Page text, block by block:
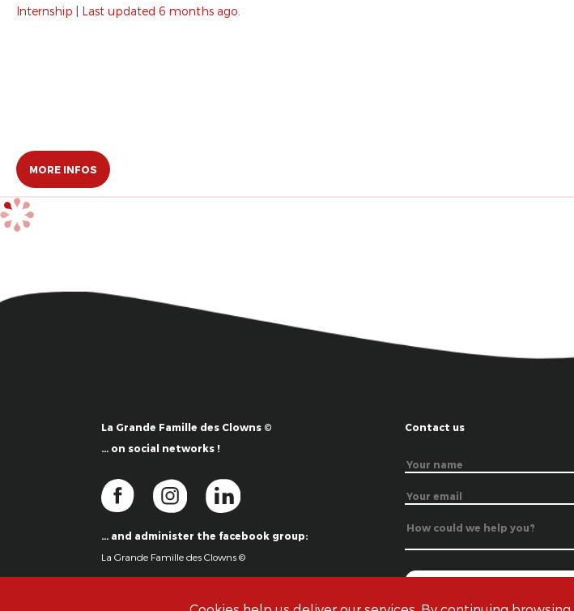
Internship | Last updated 6 months ago.
MORE INFOS
La Grande Famille des Clowns ©
… on social networks !
… and administer the facebook group:
La Grande Famille des Clowns ©
Contact us